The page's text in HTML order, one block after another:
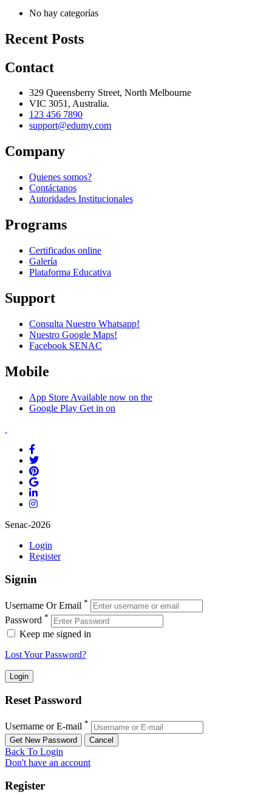
No hay categorías
Recent Posts
Contact
329 Queensberry Street, North Melbourne
VIC 3051, Australia.
123 456 7890
support@edumy.com
Company
Quienes somos?
Contáctanos
Autoridades Institucionales
Programs
Certificados online
Galería
Plataforma Educativa
Support
Consulta Nuestro Whatsapp!
Nuestro Google Maps!
Facebook SENAC
Mobile
App Store Available now on the
Google Play Get in on
Senac-2026
Login
Register
Signin
Username Or Email *
Password *
Keep me signed in
Lost Your Password?
Reset Password
Username or E-mail *
Back To Login
Don't have an account
Register